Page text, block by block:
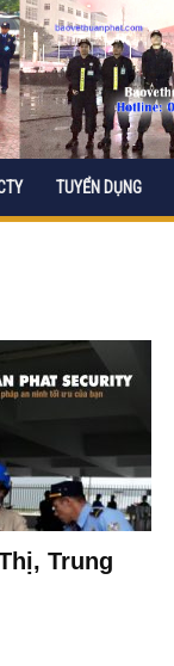
TUYỂN DỤNG
Trung